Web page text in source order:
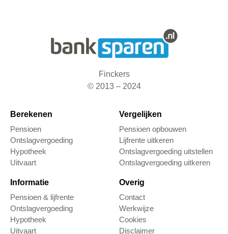
Finckers
© 2013 – 2024
Berekenen
Pensioen
Ontslagvergoeding
Hypotheek
Uitvaart
Vergelijken
Pensioen opbouwen
Lijfrente uitkeren
Ontslagvergoeding uitstellen
Ontslagvergoeding uitkeren
Informatie
Pensioen & lijfrente
Ontslagvergoeding
Hypotheek
Uitvaart
Overig
Contact
Werkwijze
Cookies
Disclaimer